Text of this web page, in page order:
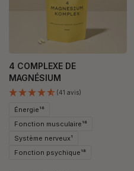
4 COMPLEXE DE
MAGNÉSIUM
(41 avis)
Énergie¹⁸
Fonction musculaire¹⁸
Système nerveux¹
Fonction psychique¹⁸